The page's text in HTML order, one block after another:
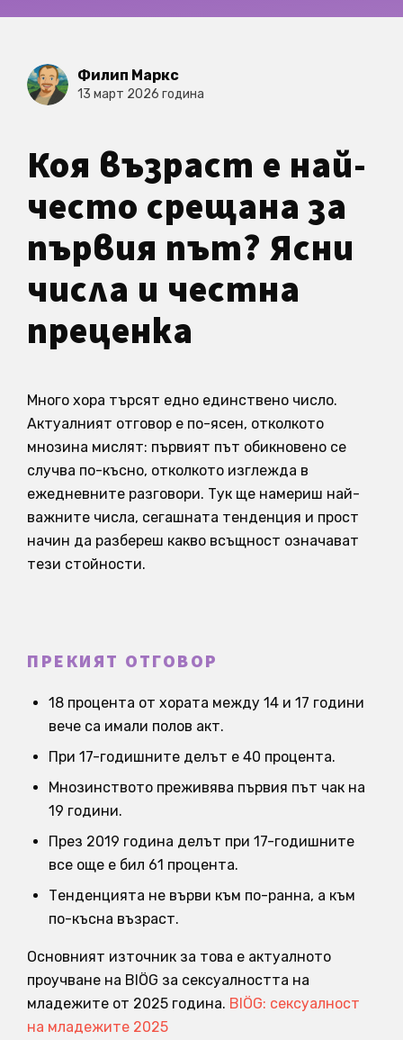
Филип Маркс
13 март 2026 година
Коя възраст е най-
често срещана за
първия път? Ясни
числа и честна
преценка
Много хора търсят едно единствено число.
Актуалният отговор е по-ясен, отколкото
мнозина мислят: първият път обикновено се
случва по-късно, отколкото изглежда в
ежедневните разговори. Тук ще намериш най-
важните числа, сегашната тенденция и прост
начин да разбереш какво всъщност означават
тези стойности.
ПРЕКИЯТ ОТГОВОР
18 процента от хората между 14 и 17 години
вече са имали полов акт.
При 17-годишните делът е 40 процента.
Мнозинството преживява първия път чак на
19 години.
През 2019 година делът при 17-годишните
все още е бил 61 процента.
Тенденцията не върви към по-ранна, а към
по-късна възраст.
Основният източник за това е актуалното
проучване на BIÖG за сексуалността на
младежите от 2025 година. BIÖG: сексуалност
на младежите 2025